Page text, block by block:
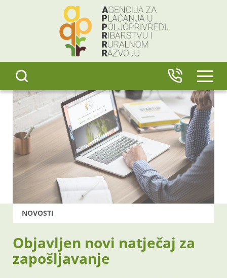
NOVOSTI
Objavljen novi natječaj za
zapošljavanje